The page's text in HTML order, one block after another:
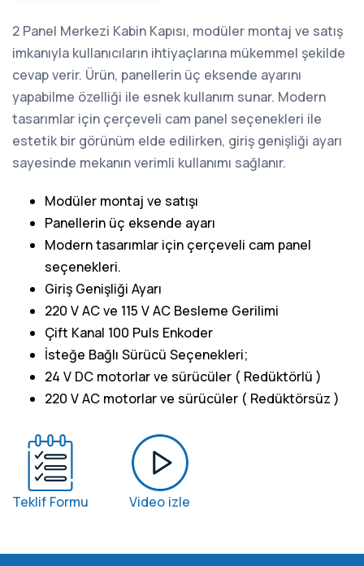
2 Panel Merkezi Kabin Kapısı, modüler montaj ve satış
imkanıyla kullanıcıların ihtiyaçlarına mükemmel şekilde
cevap verir. Ürün, panellerin üç eksende ayarını
yapabilme özelliği ile esnek kullanım sunar. Modern
tasarımlar için çerçeveli cam panel seçenekleri ile
estetik bir görünüm elde edilirken, giriş genişliği ayarı
sayesinde mekanın verimli kullanımı sağlanır.
Modüler montaj ve satışı
Panellerin üç eksende ayarı
Modern tasarımlar için çerçeveli cam panel
seçenekleri.
Giriş Genişliği Ayarı
220 V AC ve 115 V AC Besleme Gerilimi
Çift Kanal 100 Puls Enkoder
İsteğe Bağlı Sürücü Seçenekleri;
24 V DC motorlar ve sürücüler ( Redüktörlü )
220 V AC motorlar ve sürücüler ( Redüktörsüz )
Teklif Formu Video izle